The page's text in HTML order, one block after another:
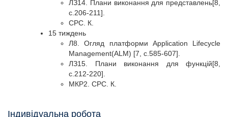
ЛЗ14. Плани виконання для представлень[8,
c.206-211].
СРС. К.
15 тиждень
Л8. Огляд платформи Application Lifecycle
Management(ALM) [7, с.585-607].
ЛЗ15. Плани виконання для функцій[8,
с.212-220].
МКР2. СРС. К.
Індивідуальна робота